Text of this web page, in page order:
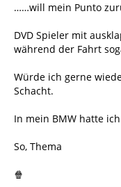
……will mein Punto
DVD Spieler mit
während der Fahrt
Würde ich gerne
Schacht.
In mein BMW hatte
So, Thema
🍿